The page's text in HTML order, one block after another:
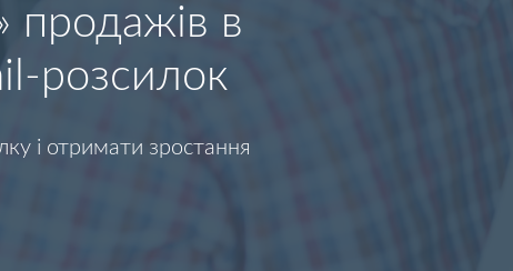
продажів в
розсилок
і отримати зростання